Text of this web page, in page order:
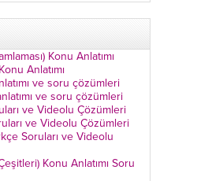
Konu Anlatımı
Anlatımı
ve soru çözümleri
ve soru çözümleri
ve Videolu Çözümleri
ve Videolu Çözümleri
Soruları ve Videolu
Konu Anlatımı Soru